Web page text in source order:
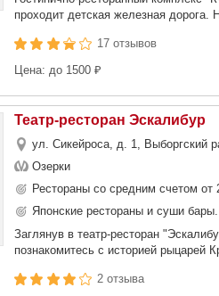
проходит детская железная
17 отзывов
Цена: до 1500 ₽
Театр-ресторан Эскалибур
ул. Сикейроса, д. 1, Выборгский
Озерки
Рестораны со средним счетом
Японские рестораны и суши
Заглянув в театр-ресторан
познакомитесь с историей рыцарей
2 отзыва